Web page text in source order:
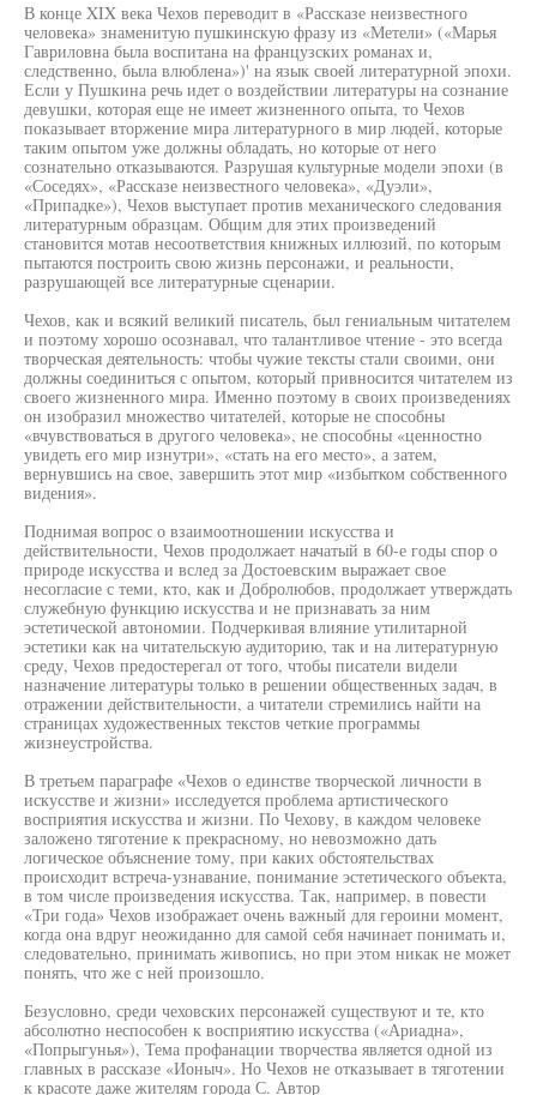
В конце XIX века Чехов переводит в «Рассказе неизвестного
человека» знаменитую пушкинскую фразу из «Метели» («Марья
Гавриловна была воспитана на французских романах и,
следственно, была влюблена»)' на язык своей литературной эпохи.
Если у Пушкина речь идет о воздействии литературы на сознание
девушки, которая еще не имеет жизненного опыта, то Чехов
показывает вторжение мира литературного в мир людей, которые
таким опытом уже должны обладать, но которые от него
сознательно отказываются. Разрушая культурные модели эпохи (в
«Соседях», «Рассказе неизвестного человека», «Дуэли»,
«Припадке»), Чехов выступает против механического следования
литературным образцам. Общим для этих произведений
становится мотав несоответствия книжных иллюзий, по которым
пытаются построить свою жизнь персонажи, и реальности,
разрушающей все литературные сценарии.
Чехов, как и всякий великий писатель, был гениальным читателем
и поэтому хорошо осознавал, что талантливое чтение - это всегда
творческая деятельность: чтобы чужие тексты стали своими, они
должны соединиться с опытом, который привносится читателем из
своего жизненного мира. Именно поэтому в своих произведениях
он изобразил множество читателей, которые не способны
«вчувствоваться в другого человека», не способны «ценностно
увидеть его мир изнутри», «стать на его место», а затем,
вернувшись на свое, завершить этот мир «избытком собственного
видения».
Поднимая вопрос о взаимоотношении искусства и
действительности, Чехов продолжает начатый в 60-е годы спор о
природе искусства и вслед за Достоевским выражает свое
несогласие с теми, кто, как и Добролюбов, продолжает утверждать
служебную функцию искусства и не признавать за ним
эстетической автономии. Подчеркивая влияние утилитарной
эстетики как на читательскую аудиторию, так и на литературную
среду, Чехов предостерегал от того, чтобы писатели видели
назначение литературы только в решении общественных задач, в
отражении действительности, а читатели стремились найти на
страницах художественных текстов четкие программы
жизнеустройства.
В третьем параграфе «Чехов о единстве творческой личности в
искусстве и жизни» исследуется проблема артистического
восприятия искусства и жизни. По Чехову, в каждом человеке
заложено тяготение к прекрасному, но невозможно дать
логическое объяснение тому, при каких обстоятельствах
происходит встреча-узнавание, понимание эстетического объекта,
в том числе произведения искусства. Так, например, в повести
«Три года» Чехов изображает очень важный для героини момент,
когда она вдруг неожиданно для самой себя начинает понимать и,
следовательно, принимать живопись, но при этом никак не может
понять, что же с ней произошло.
Безусловно, среди чеховских персонажей существуют и те, кто
абсолютно неспособен к восприятию искусства («Ариадна»,
«Попрыгунья»), Тема профанации творчества является одной из
главных в рассказе «Ионыч». Но Чехов не отказывает в тяготении
к красоте даже жителям города С. Автор